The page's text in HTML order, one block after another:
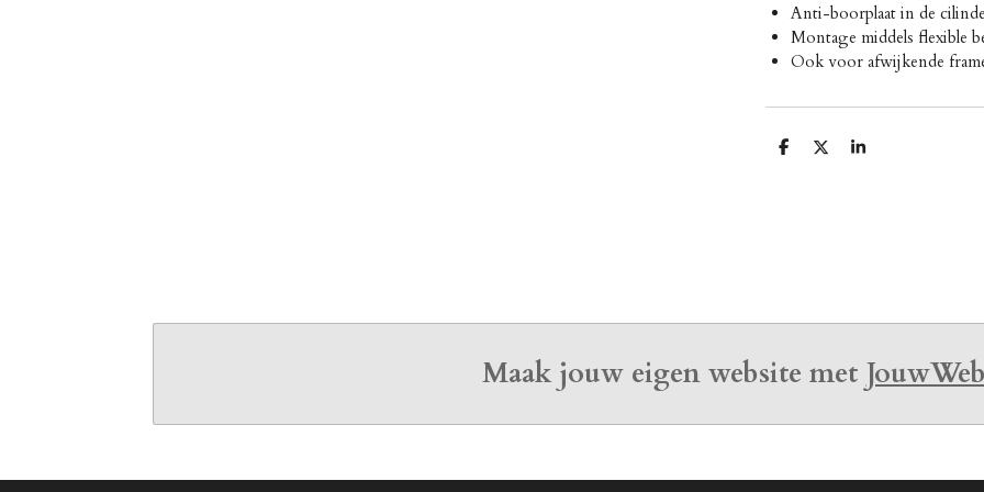
Anti-boorplaat in de
Montage middels flexible
Ook voor afwijkende
D
D
S
Maak jouw eigen website met JouwWeb